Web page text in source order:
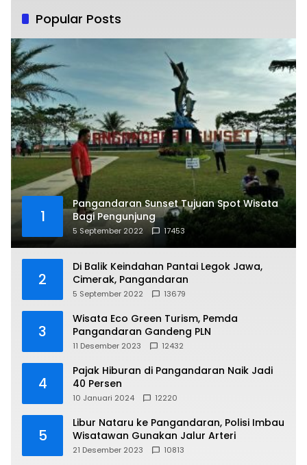
Popular Posts
1
Pangandaran Sunset Tujuan Spot Wisata
Bagi Pengunjung
5 September 2022 17453
2
Di Balik Keindahan Pantai Legok Jawa,
Cimerak, Pangandaran
5 September 2022 13679
3
Wisata Eco Green Turism, Pemda
Pangandaran Gandeng PLN
11 Desember 2023 12432
4
Pajak Hiburan di Pangandaran Naik Jadi
40 Persen
10 Januari 2024 12220
5
Libur Nataru ke Pangandaran, Polisi Imbau
Wisatawan Gunakan Jalur Arteri
21 Desember 2023 10813